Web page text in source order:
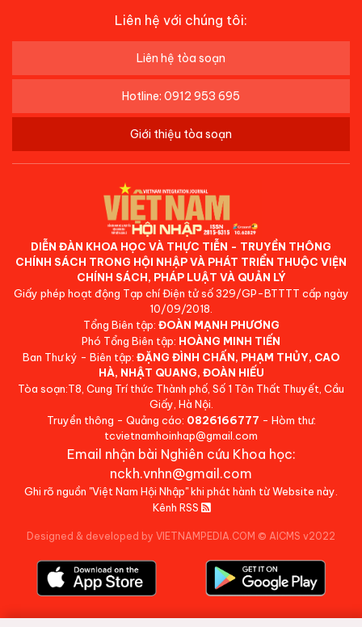
Liên hệ với chúng tôi:
Liên hệ tòa soạn
Hotline: 0912 953 695
Giới thiệu tòa soạn
DIỄN ĐÀN KHOA HỌC VÀ THỰC TIỄN - TRUYỀN THÔNG
CHÍNH SÁCH TRONG HỘI NHẬP VÀ PHÁT TRIỂN THUỘC VIỆN
CHÍNH SÁCH, PHÁP LUẬT VÀ QUẢN LÝ
Giấy phép hoạt động Tạp chí Điện tử số 329/GP-BTTTT cấp ngày
10/09/2018.
Tổng Biên tập: ĐOÀN MẠNH PHƯƠNG
Phó Tổng Biên tập: HOÀNG MINH TIẾN
Ban Thư ký - Biên tập: ĐẶNG ĐÌNH CHẤN, PHẠM THỦY, CAO
HÀ, NHẬT QUANG, ĐOÀN HIẾU
Tòa soạn:T8, Cung Trí thức Thành phố, Số 1 Tôn Thất Thuyết, Cầu
Giấy, Hà Nội.
Truyền thông - Quảng cáo: 0826166777 - Hòm thư:
tcvietnamhoinhap@gmail.com
Email nhận bài Nghiên cứu Khoa học:
nckh.vnhn@gmail.com
Ghi rõ nguồn "Việt Nam Hội Nhập" khi phát hành từ Website này.
Kênh RSS
Designed & developed by VIETNAMPEDIA.COM © AICMS v2022